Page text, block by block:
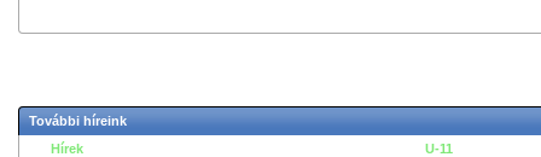
További híreink
Hírek
U-11